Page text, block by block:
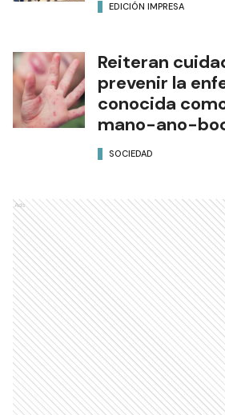
EDICIÓN IMPRESA
Reiteran
prevenir la
conocida
mano-ano-
SOCIEDAD
Ads